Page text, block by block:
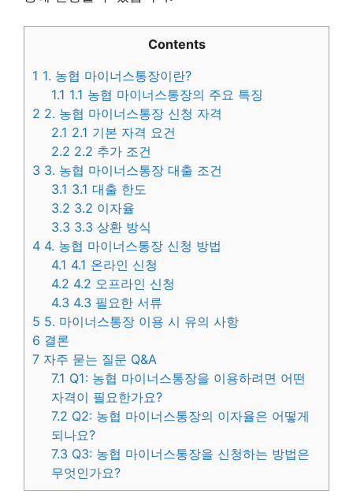
Contents
1 1. 농협 마이너스통장이란?
1.1 1.1 농협 마이너스통장의 주요 특징
2 2. 농협 마이너스통장 신청 자격
2.1 2.1 기본 자격 요건
2.2 2.2 추가 조건
3 3. 농협 마이너스통장 대출 조건
3.1 3.1 대출 한도
3.2 3.2 이자율
3.3 3.3 상환 방식
4 4. 농협 마이너스통장 신청 방법
4.1 4.1 온라인 신청
4.2 4.2 오프라인 신청
4.3 4.3 필요한 서류
5 5. 마이너스통장 이용 시 유의 사항
6 결론
7 자주 묻는 질문 Q&A
7.1 Q1: 농협 마이너스통장을 이용하려면 어떤
자격이 필요한가요?
7.2 Q2: 농협 마이너스통장의 이자율은 어떻게
되나요?
7.3 Q3: 농협 마이너스통장을 신청하는 방법은
무엇인가요?